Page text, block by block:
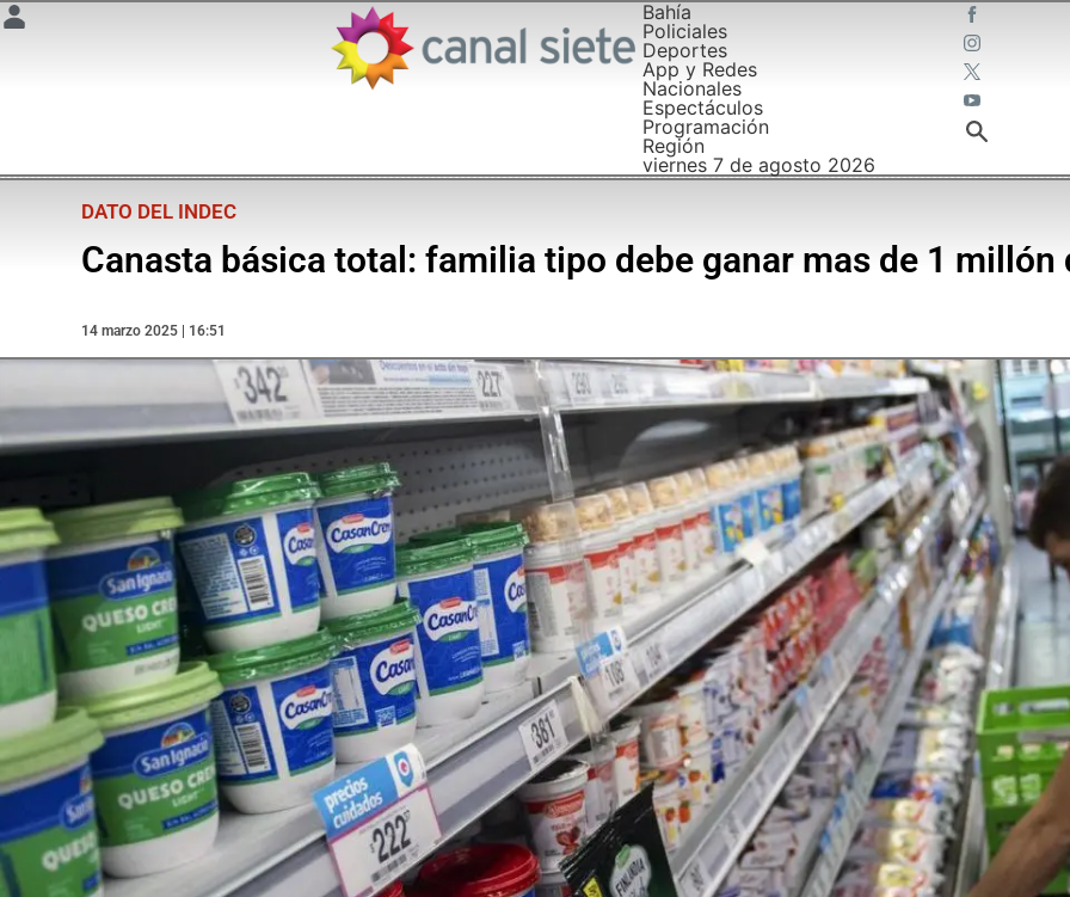
Bahía
Policiales
Deportes
App y Redes
Nacionales
Espectáculos
Programación
Región
viernes 7 de agosto 2026
DATO DEL INDEC
Canasta básica total: familia tipo debe ganar mas de 1 millón
14 marzo 2025 | 16:51